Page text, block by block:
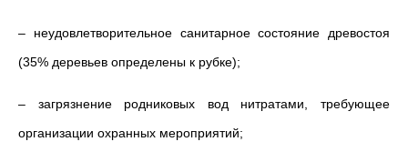
– неудовлетворительное санитарное состояние древостоя
(35% деревьев определены к рубке);
– загрязнение родниковых вод нитратами, требующее
организации охранных мероприятий;